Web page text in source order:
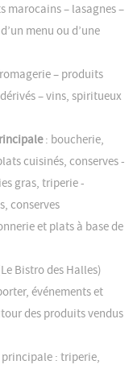
marocains – lasagnes –
menu ou d’une
– produits
– vins, spiritueux
: boucherie,
cuisinés, conserves -
gras, triperie -
conserves
et plats à base de
Bistro des Halles)
événements et
des produits vendus
: triperie,